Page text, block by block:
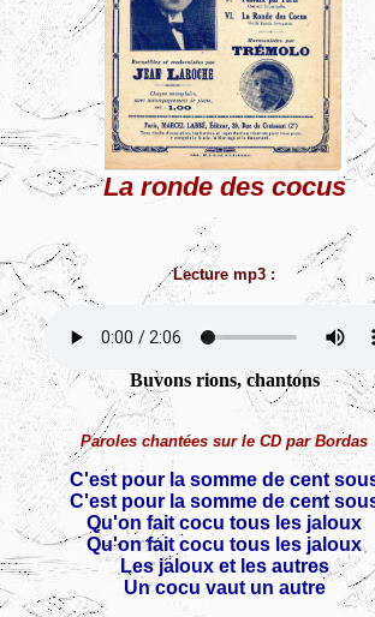
La ronde des cocus
Lecture mp3 :
Buvons rions, chantons
Paroles chantées sur le CD par Bordas
C'est pour la somme de cent
C'est pour la somme de cent
Qu'on fait cocu tous les jaloux
Qu'on fait cocu tous les jaloux
Les jaloux et les autres
Un cocu vaut un autre